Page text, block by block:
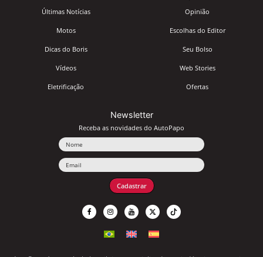
Últimas Notícias
Motos
Dicas do Boris
Vídeos
Eletrificação
Opinião
Escolhas do Editor
Seu Bolso
Web Stories
Ofertas
Newsletter
Receba as novidades do AutoPapo
Cadastrar